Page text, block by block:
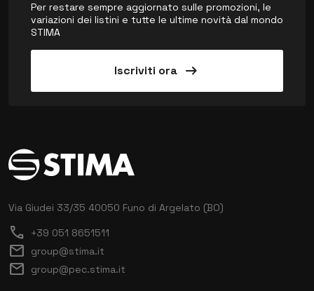
Per restare sempre aggiornato sulle promozioni, le
variazioni dei listini e tutte le ultime novità dal mondo
STIMA
Iscriviti ora arrow_right_alt
Via Giudei 33/35 40050 Funo di Argelato (BO)
call +39 051 8651511
mail group@stima.it
mail group@pec.stima.it